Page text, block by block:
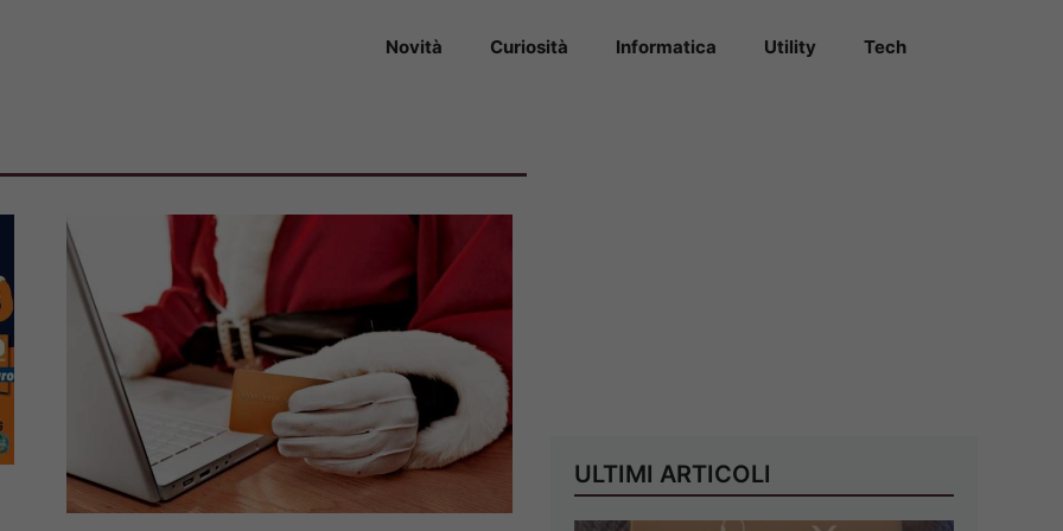
Novità Curiosità Informatica Utility Tech
ULTIMI ARTICOLI